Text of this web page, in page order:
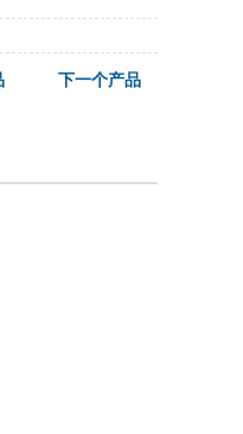
下一个产品